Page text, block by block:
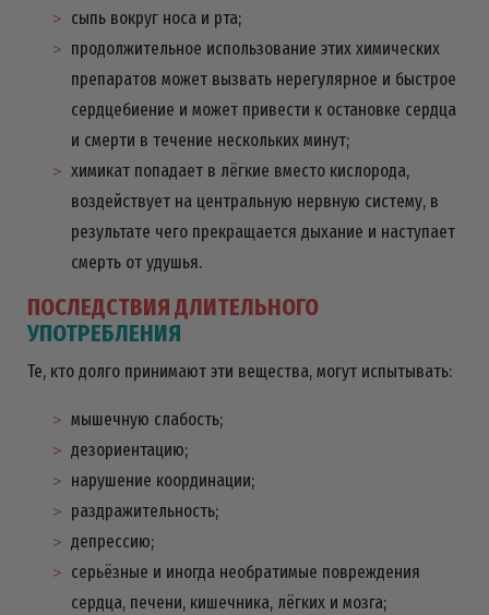
сыпь вокруг носа и рта;
продолжительное использование этих химических
препаратов может вызвать нерегулярное и быстрое
сердцебиение и может привести к остановке сердца
и смерти в течение нескольких минут;
химикат попадает в лёгкие вместо кислорода,
воздействует на центральную нервную систему, в
результате чего прекращается дыхание и наступает
смерть от удушья.
ПОСЛЕДСТВИЯ ДЛИТЕЛЬНОГО
УПОТРЕБЛЕНИЯ
Те, кто долго принимают эти вещества, могут испытывать:
мышечную слабость;
дезориентацию;
нарушение координации;
раздражительность;
депрессию;
серьёзные и иногда необратимые повреждения
сердца, печени, кишечника, лёгких и мозга;